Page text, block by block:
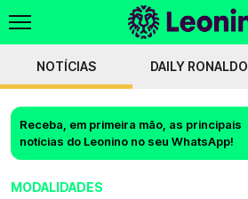
NOTÍCIAS DAILY RONALDO
Receba, em primeira mão, as principais
notícias do Leonino no seu WhatsApp!
MODALIDADES